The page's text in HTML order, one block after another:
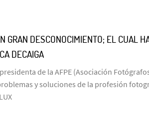
GRAN DESCONOCIMIENTO; EL CUAL
DECAIGA
de la AFPE (Asociación
y soluciones de la profesión